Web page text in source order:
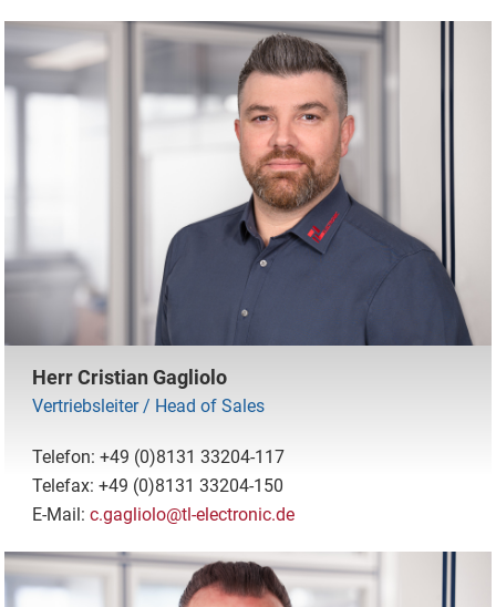
Herr Cristian Gagliolo
Vertriebsleiter / Head of Sales
Telefon: +49 (0)8131 33204-117
Telefax: +49 (0)8131 33204-150
E-Mail: c.gagliolo@tl-electronic.de